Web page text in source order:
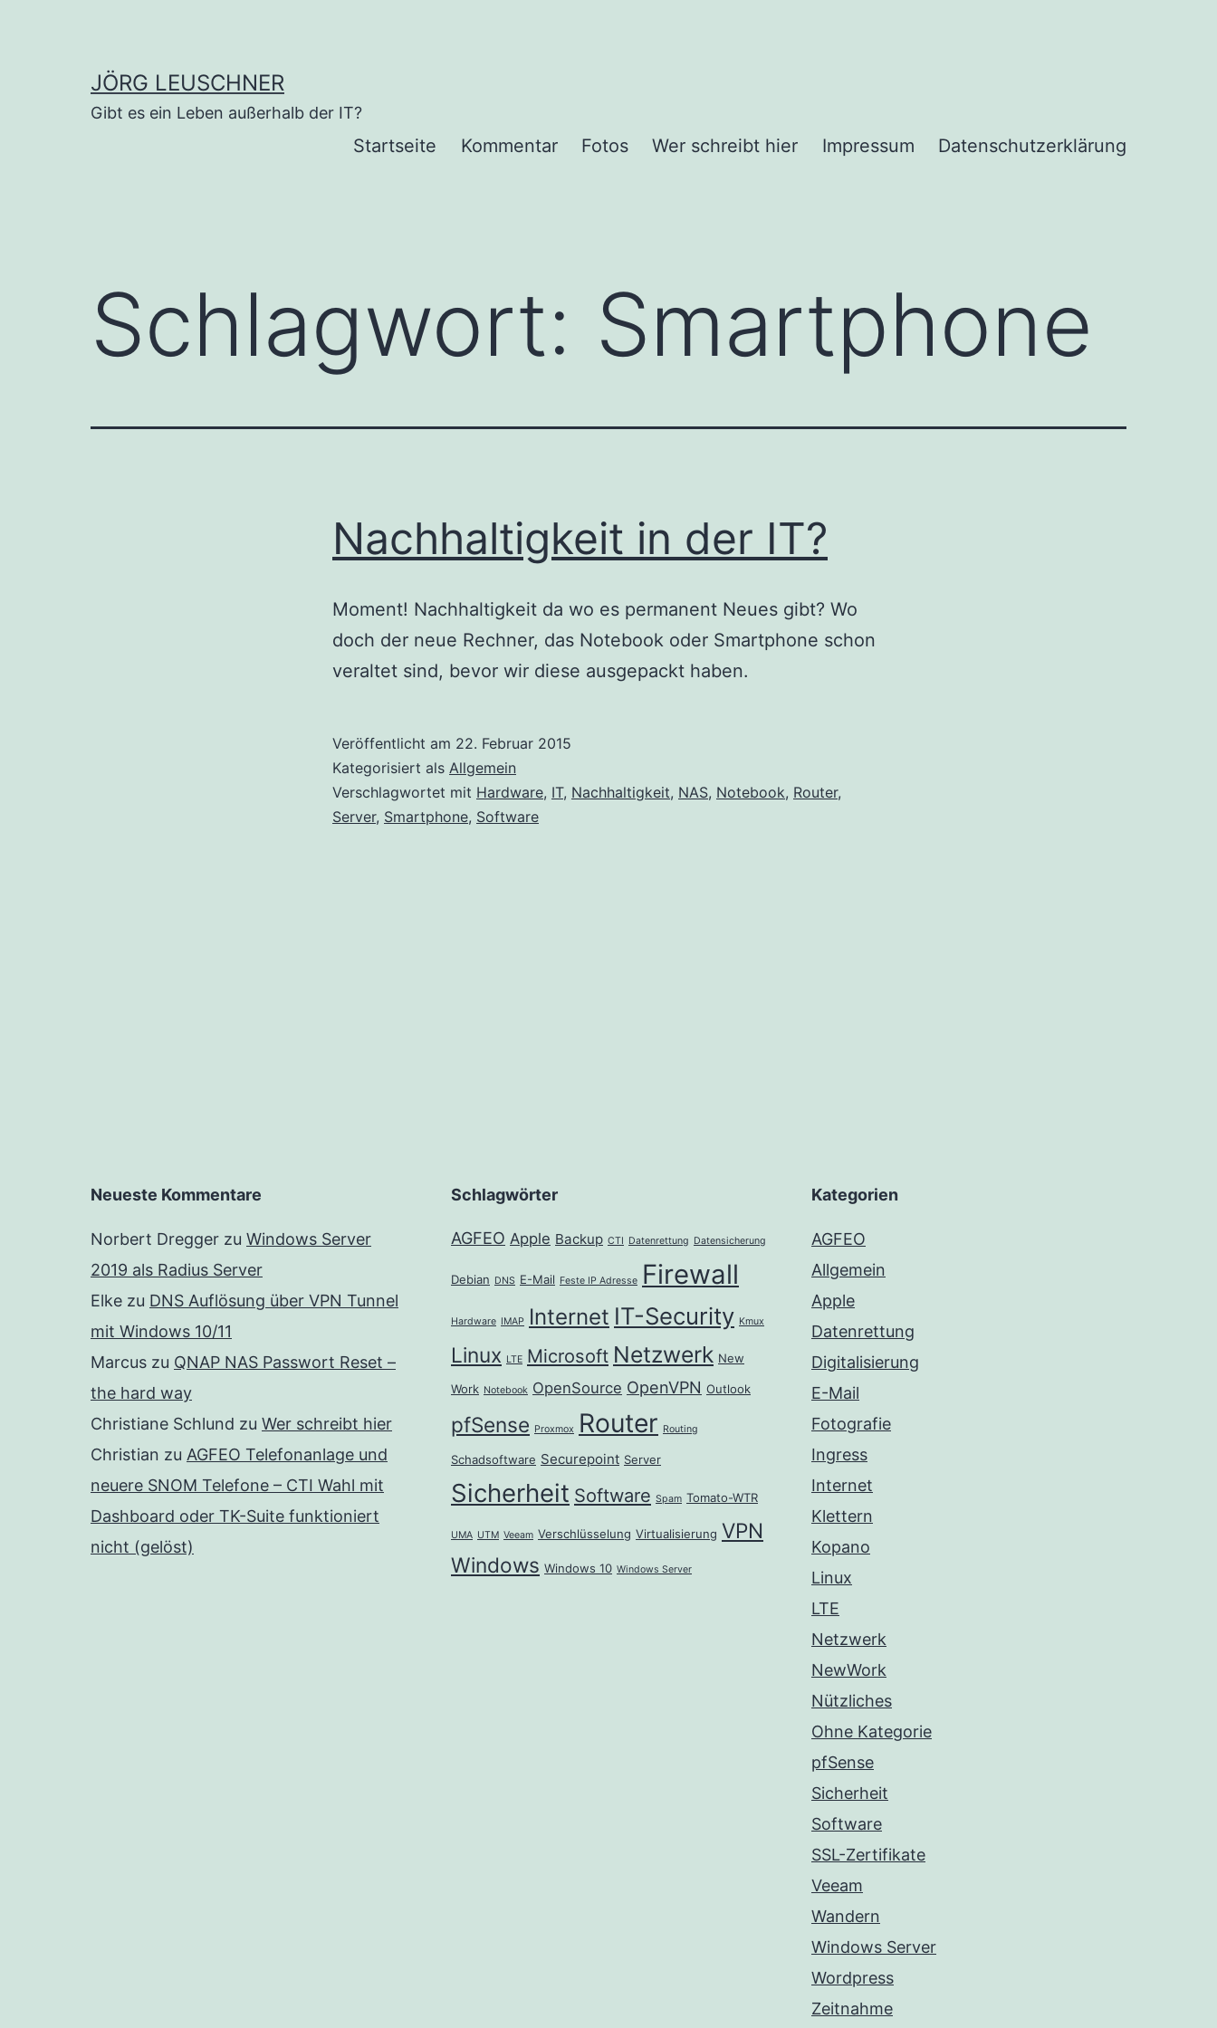
JÖRG LEUSCHNER
Gibt es ein Leben außerhalb der IT?
Startseite Kommentar Fotos Wer schreibt hier Impressum Datenschutzerklärung
Schlagwort: Smartphone
Nachhaltigkeit in der IT?
Moment! Nachhaltigkeit da wo es permanent Neues gibt? Wo
doch der neue Rechner, das Notebook oder Smartphone schon
veraltet sind, bevor wir diese ausgepackt haben.
Veröffentlicht am 22. Februar 2015
Kategorisiert als Allgemein
Verschlagwortet mit Hardware, IT, Nachhaltigkeit, NAS, Notebook, Router,
Server, Smartphone, Software
Neueste Kommentare
Norbert Dregger zu Windows Server
2019 als Radius Server
Elke zu DNS Auflösung über VPN Tunnel
mit Windows 10/11
Marcus zu QNAP NAS Passwort Reset –
the hard way
Christiane Schlund zu Wer schreibt hier
Christian zu AGFEO Telefonanlage und
neuere SNOM Telefone – CTI Wahl mit
Dashboard oder TK-Suite funktioniert
nicht (gelöst)
Schlagwörter
AGFEO Apple Backup CTI Datenrettung Datensicherung
Debian DNS E-Mail Feste IP Adresse Firewall
Hardware IMAP Internet IT-Security Kmux
Linux LTE Microsoft Netzwerk New
Work Notebook OpenSource OpenVPN Outlook
pfSense Proxmox Router Routing
Schadsoftware Securepoint Server
Sicherheit Software Spam Tomato-WTR
UMA UTM Veeam Verschlüsselung Virtualisierung VPN
Windows Windows 10 Windows Server
Kategorien
AGFEO
Allgemein
Apple
Datenrettung
Digitalisierung
E-Mail
Fotografie
Ingress
Internet
Klettern
Kopano
Linux
LTE
Netzwerk
NewWork
Nützliches
Ohne Kategorie
pfSense
Sicherheit
Software
SSL-Zertifikate
Veeam
Wandern
Windows Server
Wordpress
Zeitnahme